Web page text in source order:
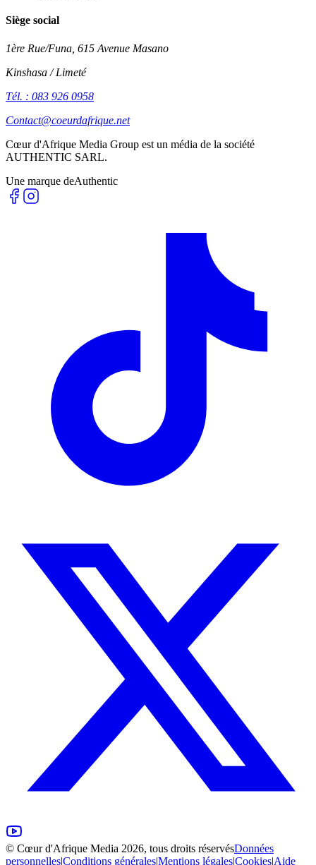
Siège social
1ère Rue/Funa, 615 Avenue Masano
Kinshasa / Limeté
Tél. : 083 926 0958
Contact@coeurdafrique.net
Cœur d'Afrique Media Group est un média de la société
AUTHENTIC SARL.
Une marque deAuthentic
© Cœur d'Afrique Media 2026, tous droits réservésDonnées
personnelles|Conditions générales|Mentions légales|Cookies|Aide